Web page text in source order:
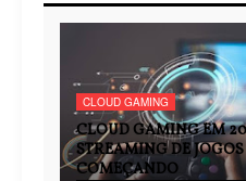
CLOUD GAMING
CLOUD GAMING EM
STREAMING DE JOGOS
COMEÇANDO